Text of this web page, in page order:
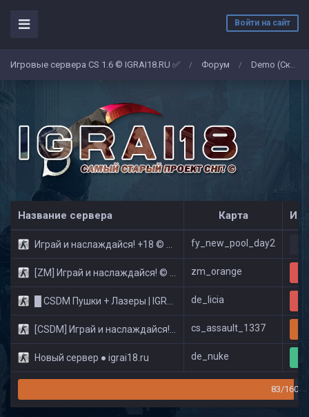
Войти на сайт
Игровые сервера CS 1.6 © IGRAI18.RU ✅ / Форум / Demo (Скриншоты)
Название сервера Карта
Играй и наслаждайся! +18 © Public fy_new_pool_day2
[ZM] Играй и наслаждайся! © Zombie Show zm_orange
█ CSDM Пушки + Лазеры | IGRAI18.RU ツ █ de_licia
[CSDM] Играй и наслаждайся! © Classic cs_assault_1337
Новый сервер ● igrai18.ru de_nuke
83/160